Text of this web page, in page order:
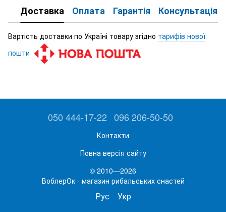
Доставка Оплата Гарантія Консультація
Вартість доставки по Україні товару згідно тарифів нової
пошти
050 444-17-22 096 206-50-50
Контакти
Повна версія сайту
© 2010—2026
ВоблерОк - магазин рибальських снастей
Рус Укр